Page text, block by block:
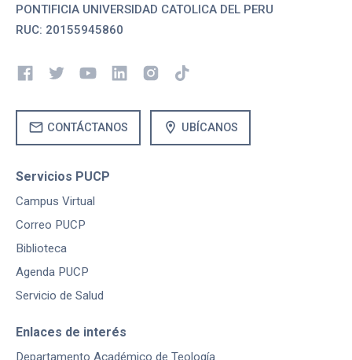
PONTIFICIA UNIVERSIDAD CATOLICA DEL PERU
RUC: 20155945860
mail CONTÁCTANOS location_on UBÍCANOS
Servicios PUCP
Campus Virtual
Correo PUCP
Biblioteca
Agenda PUCP
Servicio de Salud
Enlaces de interés
Departamento Académico de Teología